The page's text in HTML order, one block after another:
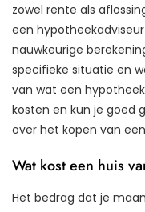
zowel rente als
een
nauwkeurige
specifieke situatie en
van wat een
kosten en kun je goed
over het kopen van
Wat kost een huis
Het bedrag dat je